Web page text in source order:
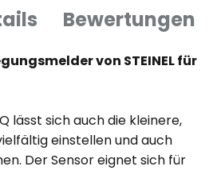
Bewertungen
von STEINEL für
lässt sich auch die kleinere,
einstellen und auch
Der Sensor eignet sich für